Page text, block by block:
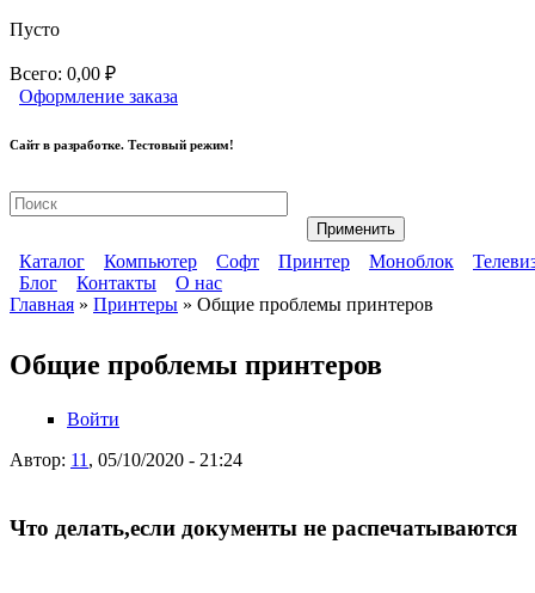
Перейти к основному содержанию
Пусто
Всего: 0,00 ₽
Оформление заказа
Сайт в разработке. Тестовый режим!
Главное меню
Каталог Компьютер Софт Принтер Моноблок
Дополнительное меню
Блог Контакты О нас
Главная » Принтеры » Общие проблемы принтеров
Общие проблемы принтеров
Войти
Автор: 11 , 05/10/2020 - 21:24
Что делать,если документы не распечатываются